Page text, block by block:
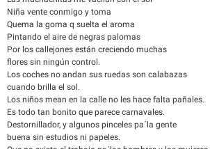
Niña vente conmigo y toma
Quema la goma q suelta el aroma
Pintando el aire de negras palomas
Por los callejones están creciendo muchas
flores sin ningún control.
Los coches no andan sus ruedas son calabazas
cuando brilla el sol.
Los niños mean en la calle no les hace falta pañales.
Es todo tan bonito que parece carnavales.
Destornillador, y algunos pinceles pa´la gente
buena sin estudios ni papeles.